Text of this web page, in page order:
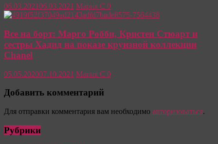
06.03.202106.03.2021 Мария С 0
Все на борт: Марго Робби, Кристен Стюарт и
сестры Хадид на показе круизной коллекции
Chanel
05.05.202007.10.2021 Мария С 0
Добавить комментарий
Для отправки комментария вам необходимо авторизоваться.
Рубрики